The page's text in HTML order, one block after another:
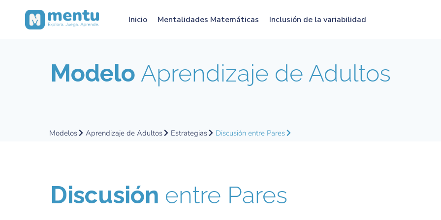
Inicio Mentalidades Matemáticas Inclusión de la variabilidad
Modelo Aprendizaje de Adultos
Modelos Aprendizaje de Adultos Estrategias Discusión entre Pares
Discusión entre Pares